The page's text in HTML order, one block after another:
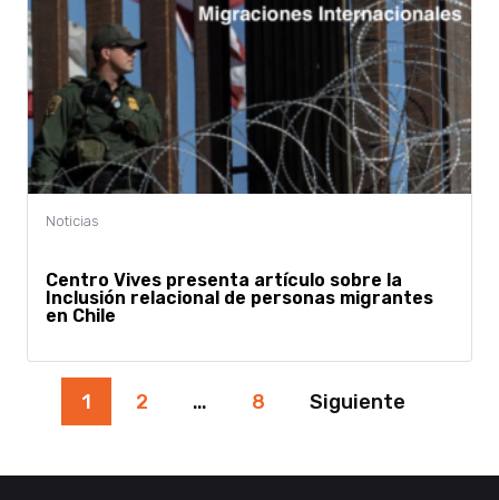
Centro Vives presenta artículo sobre la
Inclusión relacional de personas migrantes
en Chile
Paginación
entradas
1 2 … 8 Siguiente